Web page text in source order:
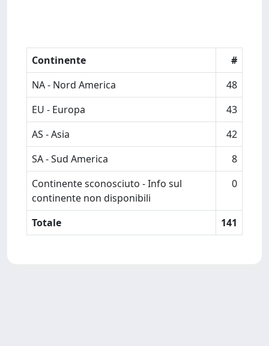
Continente
#
NA - Nord America
48
EU - Europa
43
AS - Asia
42
SA - Sud America
8
Continente sconosciuto - Info sul
continente non disponibili
0
Totale 141